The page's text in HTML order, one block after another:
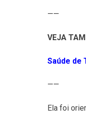
——
VEJA
Saúde de
——
Ela foi